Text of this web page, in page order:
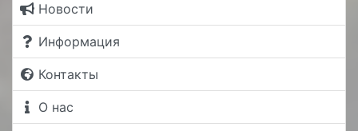
Новости
Информация
Контакты
О нас